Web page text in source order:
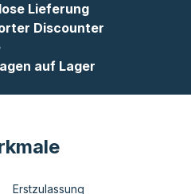
Lieferung
Discounter
auf Lager
Erstzulassung